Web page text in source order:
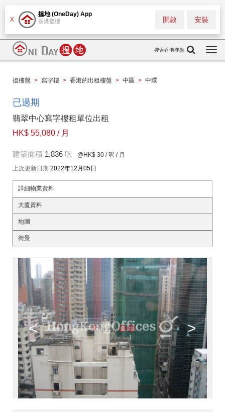
X
搵地 (OneDay) App
香港搵樓 安裝
開啟
搜索香港樓盤
搵樓盤 > 寫字樓 > 香港的出租樓盤 > 中區 > 中環
已過期
翡翠中心寫字樓租單位出租
HK$ 55,080 / 月
建築面積 1,836 呎 @HK$ 30 / 呎 / 月
上次更新日期 2022年12月05日
詳細物業資料
大廈資料
地圖
街景
< >